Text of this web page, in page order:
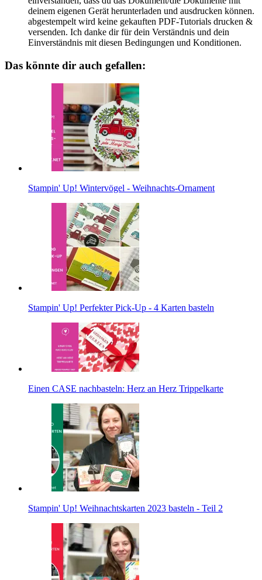
deinem eigenen Gerät herunterladen und ausdrucken können.
abgestempelt wird keine gekauften PDF-Tutorials drucken &
versenden. Ich danke dir für dein Verständnis und dein
Einverständnis mit diesen Bedingungen und Konditionen.
Das könnte dir auch gefallen:
Stampin' Up! Wintervögel - Weihnachts-Ornament
Stampin' Up! Perfekter Pick-Up - 4 Karten basteln
Einen CASE nachbasteln: Herz an Herz Trippelkarte
Stampin' Up! Weihnachtskarten 2023 basteln - Teil 2